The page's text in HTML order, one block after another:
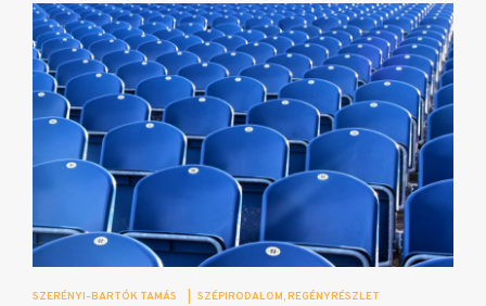
SZERÉNYI-BARTÓK TAMÁS SZÉPIRODALOM REGÉNYRÉSZLET